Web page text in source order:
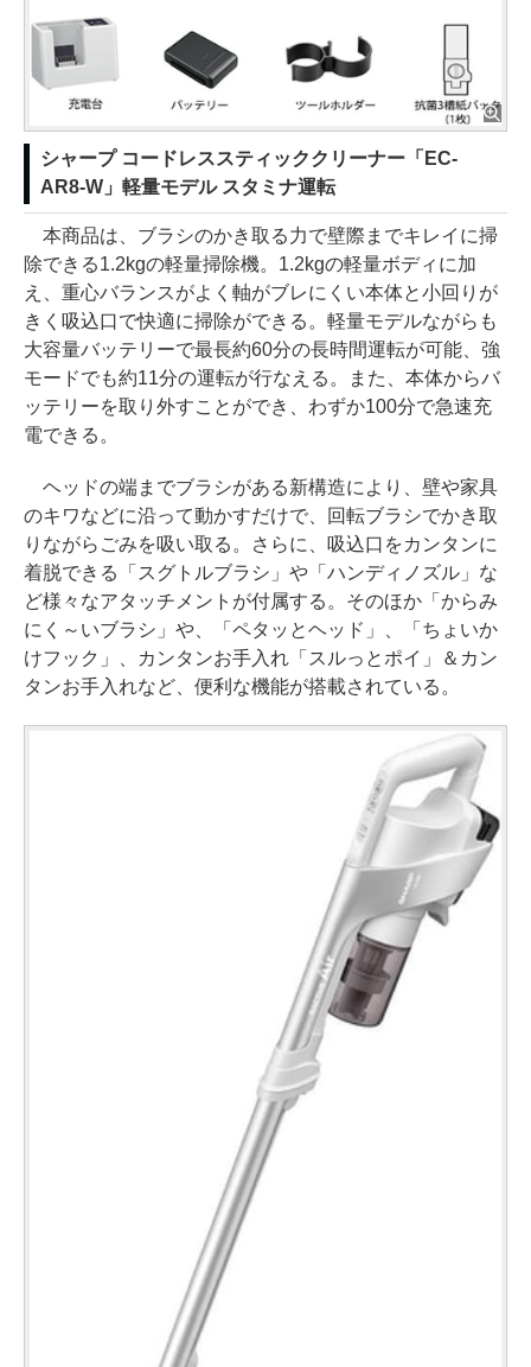
シャープ コードレススティッククリーナー「EC-
AR8-W」軽量モデル スタミナ運転
本商品は、ブラシのかき取る力で壁際までキレイに掃
除できる1.2kgの軽量掃除機。1.2kgの軽量ボディに加
え、重心バランスがよく軸がブレにくい本体と小回りが
きく吸込口で快適に掃除ができる。軽量モデルながらも
大容量バッテリーで最長約60分の長時間運転が可能、強
モードでも約11分の運転が行なえる。また、本体からバ
ッテリーを取り外すことができ、わずか100分で急速充
電できる。
ヘッドの端までブラシがある新構造により、壁や家具
のキワなどに沿って動かすだけで、回転ブラシでかき取
りながらごみを吸い取る。さらに、吸込口をカンタンに
着脱できる「スグトルブラシ」や「ハンディノズル」な
ど様々なアタッチメントが付属する。そのほか「からみ
にく～いブラシ」や、「ペタッとヘッド」、「ちょいか
けフック」、カンタンお手入れ「スルっとポイ」＆カン
タンお手入れなど、便利な機能が搭載されている。